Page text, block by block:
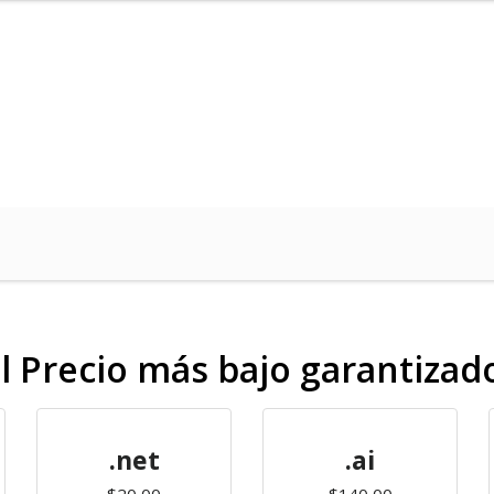
Precio más bajo
.net .ai